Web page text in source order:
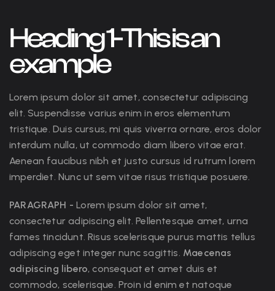
Heading 1-This is an
example
Lorem ipsum dolor sit amet, consectetur adipiscing
elit. Suspendisse varius enim in eros elementum
tristique. Duis cursus, mi quis viverra ornare, eros dolor
interdum nulla, ut commodo diam libero vitae erat.
Aenean faucibus nibh et justo cursus id rutrum lorem
imperdiet. Nunc ut sem vitae risus tristique posuere.
PARAGRAPH - Lorem ipsum dolor sit amet,
consectetur adipiscing elit. Pellentesque amet, urna
fames tincidunt. Risus scelerisque purus mattis tellus
adipiscing eget integer nunc sagittis. Maecenas
adipiscing libero, consequat et amet duis et
commodo, scelerisque. Proin id enim et natoque